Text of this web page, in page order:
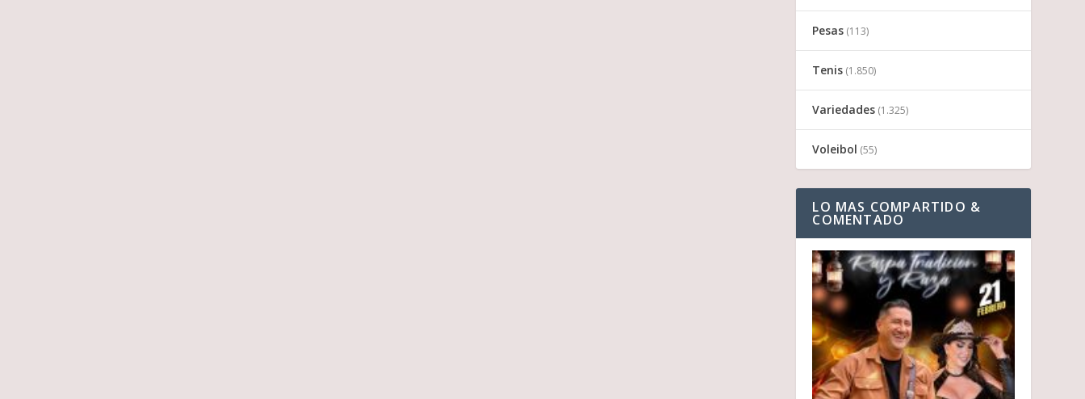
Pesas (113)
Tenis (1.850)
Variedades (1.325)
Voleibol (55)
LO MAS COMPARTIDO &
COMENTADO